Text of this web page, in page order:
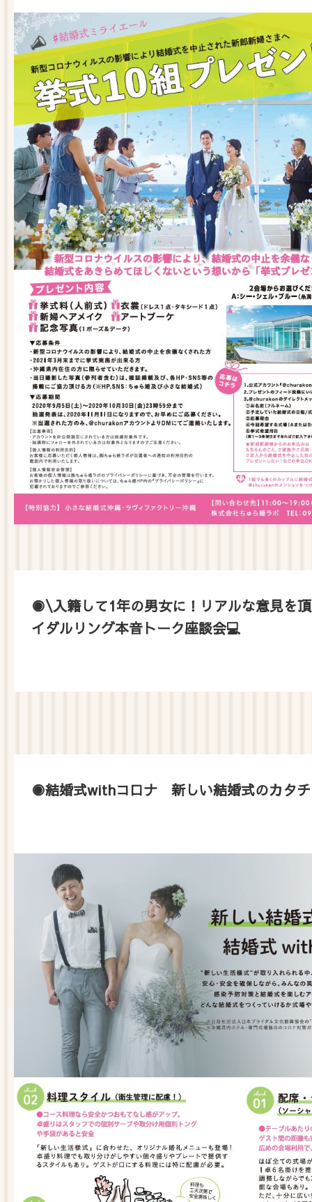
◉\入籍して1年の男女に！リアルな意見を
イダルリング本音トーク座談会💻
◉結婚式withコロナ 新しい結婚式のカタチ